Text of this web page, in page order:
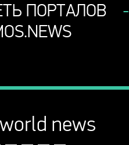
ПОРТАЛОВ
world news